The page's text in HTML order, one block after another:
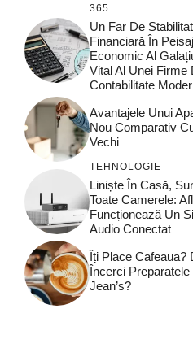
365
Un Far De
Financiară În
Economic Al
Vital Al Unei Firme
Contabilitate
Avantajele Unui
Nou Comparativ
Vechi
TEHNOLOGIE
Liniște În Casă,
Toate Camerele:
Funcționează Un
Audio Conectat
Îți Place Cafeaua?
Încerci Preparatele
Jean’s?